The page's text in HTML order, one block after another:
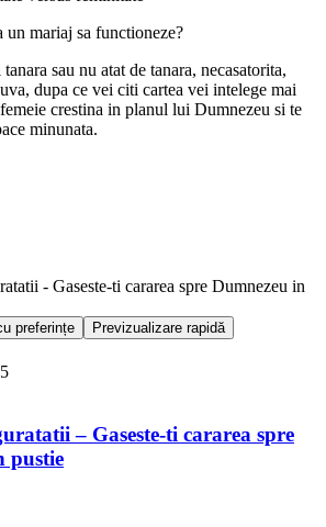
mariaj sa functioneze?
sau nu atat de tanara, necasatorita,
dupa ce vei citi cartea vei intelege mai
crestina in planul lui Dumnezeu si te
minunata.
preferințe
Previzualizare rapidă
– Gaseste-ti cararea spre
pustie